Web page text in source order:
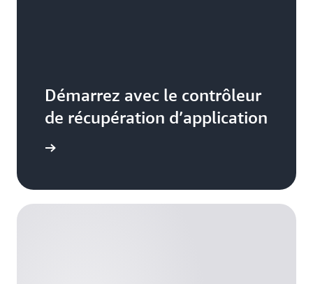
Démarrez avec le contrôleur
de récupération d’application